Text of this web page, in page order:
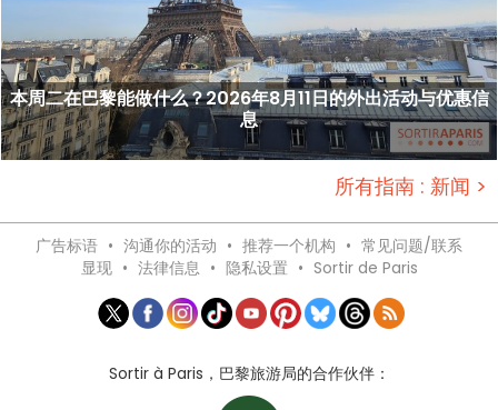
本周二在巴黎能做什么？2026年8月11日的外出活动与优惠信
息
所有指南 : 新闻 >
广告标语 • 沟通你的活动 • 推荐一个机构 • 常见问题/联系
显现 • 法律信息 • 隐私设置 • Sortir de Paris
Sortir à Paris，巴黎旅游局的合作伙伴：